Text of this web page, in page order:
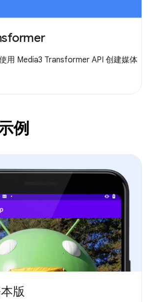
用 Media3 Transformer API 创建媒体
例
版